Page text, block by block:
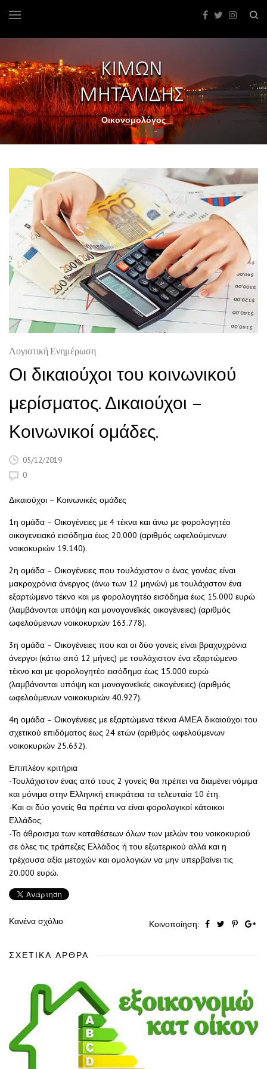
Οικονομολόγος
Λογιστική Ενημέρωση
Οι δικαιούχοι του κοινωνικού
μερίσματος. Δικαιούχοι –
Κοινωνικοί ομάδες.
05/12/2019
0
Δικαιούχοι – Κοινωνικές ομάδες
1η ομάδα – Οικογένειες με 4 τέκνα και άνω με φορολογητέο
οικογενειακό εισόδημα έως 20.000 (αριθμός ωφελούμενων
νοικοκυριών 19.140).
2η ομάδα – Οικογένειες που τουλάχιστον ο ένας γονέας είναι
μακροχρόνια άνεργος (άνω των 12 μηνών) με τουλάχιστον ένα
εξαρτώμενο τέκνο και με φορολογητέο εισόδημα έως 15.000 ευρώ
(λαμβάνονται υπόψη και μονογονεϊκές οικογένειες) (αριθμός
ωφελούμενων νοικοκυριών 163.778).
3η ομάδα – Οικογένειες που και οι δύο γονείς είναι βραχυχρόνια
άνεργοι (κάτω από 12 μήνες) με τουλάχιστον ένα εξαρτώμενο
τέκνο και με φορολογητέο εισόδημα έως 15.000 ευρώ
(λαμβάνονται υπόψη και μονογονεϊκές οικογένειες) (αριθμός
ωφελούμενων νοικοκυριών 40.927).
4η ομάδα – Οικογένειες με εξαρτώμενα τέκνα ΑΜΕΑ δικαιούχοι του
σχετικού επιδόματος έως 24 ετών (αριθμός ωφελούμενων
νοικοκυριών 25.632).
Επιπλέον κριτήρια
-Τουλάχιστον ένας από τους 2 γονείς θα πρέπει να διαμένει νόμιμα
και μόνιμα στην Ελληνική επικράτεια τα τελευταία 10 έτη.
-Και οι δύο γονείς θα πρέπει να είναι φορολογικοί κάτοικοι
Ελλάδος.
-Το άθροισμα των καταθέσεων όλων των μελών του νοικοκυριού
σε όλες τις τράπεζες Ελλάδος ή του εξωτερικού αλλά και η
τρέχουσα αξία μετοχών και ομολογιών να μην υπερβαίνει τις
20.000 ευρώ.
Κανένα σχόλιο Κοινοποίηση:
ΣΧΕΤΙΚΆ ΆΡΘΡΑ